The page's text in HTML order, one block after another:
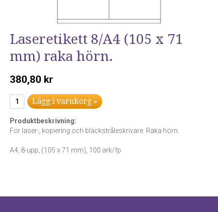
Laseretikett 8/A4 (105 x 71
mm) raka hörn.
380,80 kr
Lägg i varukorg »
Produktbeskrivning:
För laser-, kopiering och bläckstråleskrivare. Raka hörn.
A4, 8-upp, (105 x 71 mm), 100 ark/fp